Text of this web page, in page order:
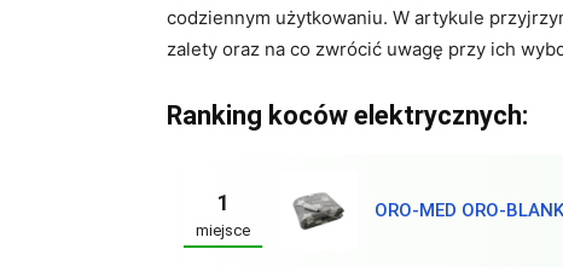
codziennym użytkowaniu. W artykule
zalety oraz na co zwrócić uwagę przy ich
Ranking koców elektrycznych:
1
miejsce
ORO-MED ORO-